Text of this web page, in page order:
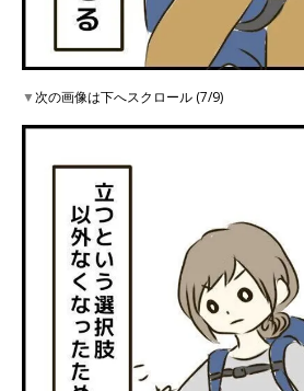
▼次の画像は下へスクロール (7/9)